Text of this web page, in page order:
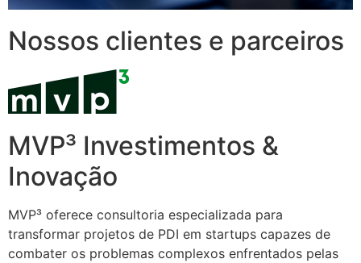
Nossos clientes e parceiros
MVP³ Investimentos &
Inovação
MVP³ oferece consultoria especializada para
transformar projetos de PDI em startups capazes de
combater os problemas complexos enfrentados pelas